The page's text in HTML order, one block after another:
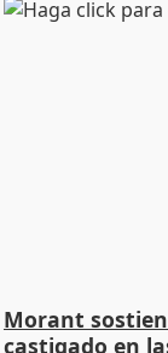
Morant
castigado en